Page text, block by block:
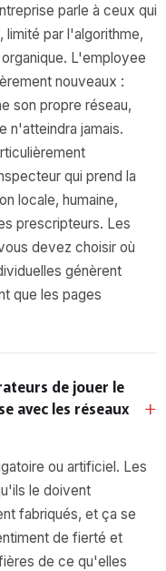
parle à ceux qui
par l'algorithme,
L'employee
nouveaux :
son propre réseau,
n'atteindra jamais.
qui prend la
locale, humaine,
prescripteurs. Les
devez choisir où
génèrent
que les pages
de jouer le
avec les réseaux
ou artificiel. Les
le doivent
fabriqués, et ça se
de fierté et
de ce qu'elles